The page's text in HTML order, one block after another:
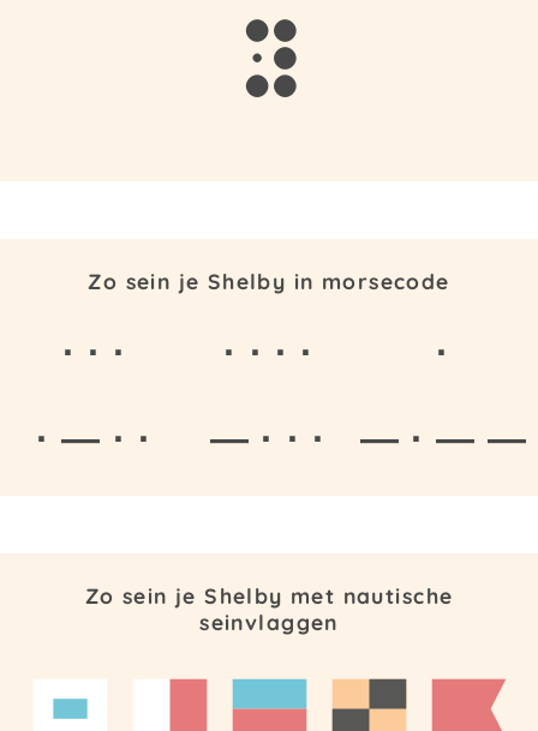
y
Zo sein je Shelby in morsecode
· · · · · · ·
·
· — · ·
— · · · — · — —
Zo sein je Shelby met nautische
seinvlaggen